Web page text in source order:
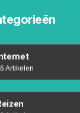
Artikelen